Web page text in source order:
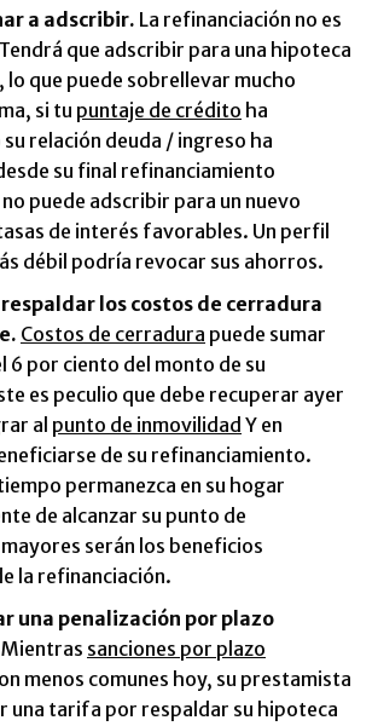
a adscribir. La refinanciación no es
que adscribir para una hipoteca
lo que puede sobrellevar mucho
si tu puntaje de crédito ha
relación deuda / ingreso ha
su final refinanciamiento
puede adscribir para un nuevo
de interés favorables. Un perfil
débil podría revocar sus ahorros.
los costos de cerradura
Costos de cerradura puede sumar
6 por ciento del monto de su
es peculio que debe recuperar ayer
al punto de inmovilidad Y en
de su refinanciamiento.
permanezca en su hogar
de alcanzar su punto de
serán los beneficios
la refinanciación.
una penalización por plazo
Mientras sanciones por plazo
menos comunes hoy, su prestamista
una tarifa por respaldar su hipoteca